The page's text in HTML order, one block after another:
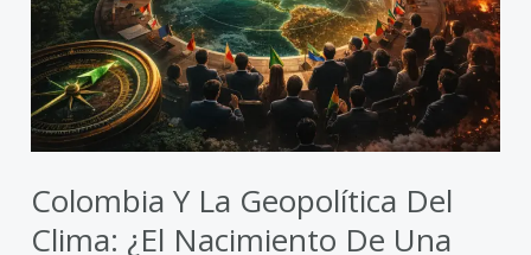
Colombia Y La Geopolítica Del
Clima: ¿el Nacimiento De Una